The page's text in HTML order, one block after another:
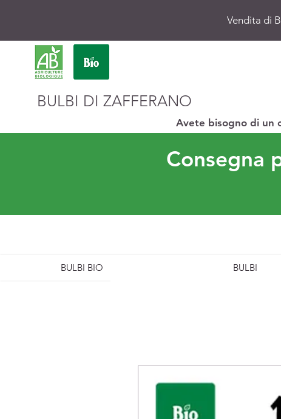
Vendita di
BULBI DI ZAFFERANO
Avete bisogno di un
Consegna
BULBI BIO BULBI